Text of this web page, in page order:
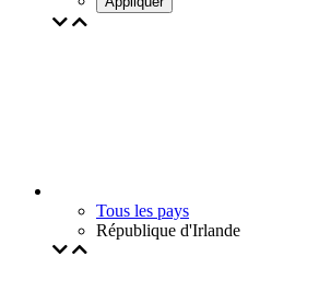
Tous les pays
République d'Irlande